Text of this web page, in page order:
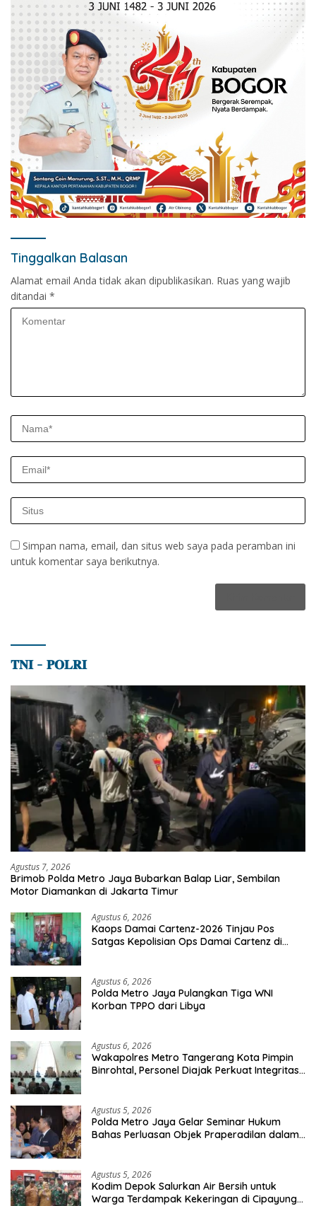
Tinggalkan Balasan
Alamat email Anda tidak akan dipublikasikan. Ruas yang wajib
ditandai *
Simpan nama, email, dan situs web saya pada peramban ini
untuk komentar saya berikutnya.
𝐓𝐍𝐈 – 𝐏𝐎𝐋𝐑𝐈
Agustus 7, 2026
Brimob Polda Metro Jaya Bubarkan Balap Liar, Sembilan
Motor Diamankan di Jakarta Timur
Agustus 6, 2026
Kaops Damai Cartenz-2026 Tinjau Pos
Satgas Kepolisian Ops Damai Cartenz di
Agustus 6, 2026
Polda Metro Jaya Pulangkan Tiga WNI
Korban TPPO dari Libya
Agustus 6, 2026
Wakapolres Metro Tangerang Kota Pimpin
Binrohtal, Personel Diajak Perkuat Integritas
Agustus 5, 2026
Polda Metro Jaya Gelar Seminar Hukum
Bahas Perluasan Objek Praperadilan dalam
Agustus 5, 2026
Kodim Depok Salurkan Air Bersih untuk
Warga Terdampak Kekeringan di Cipayung